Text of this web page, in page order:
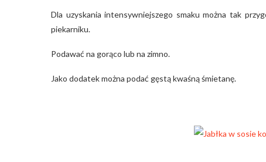
Dla uzyskania intensywniejszego smaku można tak
piekarniku.
Podawać na gorąco lub na zimno.
Jako dodatek można podać gęstą kwaśną śmietanę.